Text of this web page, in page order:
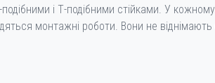
і Т-подібними стійками. У
монтажні роботи. Вони не віднімають